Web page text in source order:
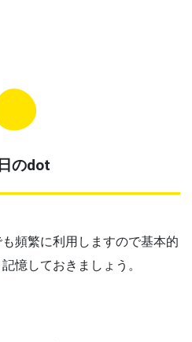
のdot
頻繁に利用しますので基本的
憶しておきましょう。